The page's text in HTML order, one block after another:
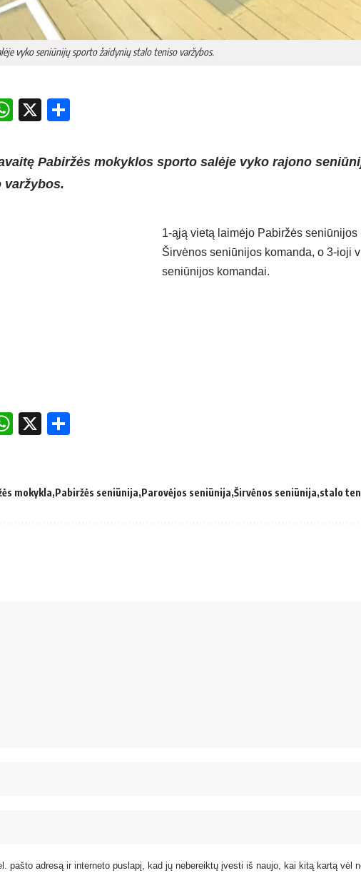
vyko seniūnijų sporto žaidynių stalo teniso varžybos.
WhatsApp
X
Pabiržės mokyklos sporto salėje vyko rajono
varžybos.
1-ąją vietą laimėjo Pabiržės seniūnijos
Širvėnos seniūnijos komanda, o 3-ioji
seniūnijos komandai.
WhatsApp
X
mokykla Pabiržės seniūnija Parovėjos seniūnija Širvėnos seniūnija stalo
pašto adresą ir interneto puslapį, kad jų nebereiktų įvesti iš naujo, kai kitą kartą vėl